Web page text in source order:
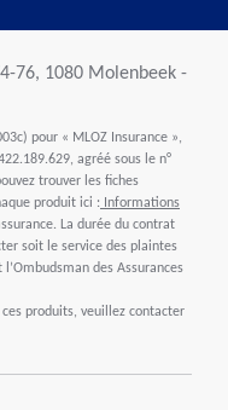
76, 1080 Molenbeek -
pour « MLOZ Insurance »,
agréé sous le n°
trouver les fiches
produit ici : Informations
La durée du contrat
soit le service des plaintes
l’Ombudsman des Assurances
produits, veuillez contacter